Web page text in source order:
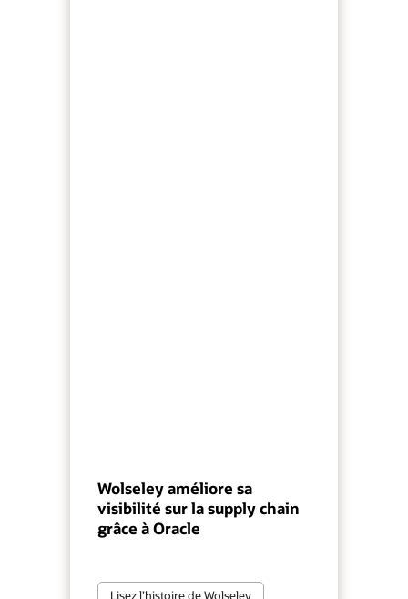
Wolseley améliore sa
visibilité sur la supply chain
grâce à Oracle
Lisez l’histoire de Wolseley